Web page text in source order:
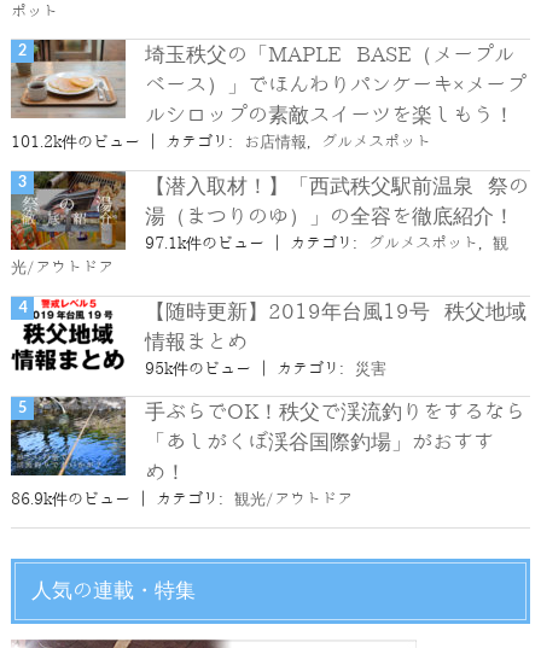
ポット
埼玉秩父の「MAPLE BASE（メープル
ベース）」でほんわりパンケーキ×メープ
ルシロップの素敵スイーツを楽しもう！
101.2k件のビュー カテゴリ: お店情報, グルメスポット
【潜入取材！】「西武秩父駅前温泉 祭の
湯（まつりのゆ）」の全容を徹底紹介！
97.1k件のビュー カテゴリ: グルメスポット , 観
光/アウトドア
【随時更新】2019年台風19号 秩父地域
情報まとめ
95k件のビュー カテゴリ: 災害
手ぶらでOK！秩父で渓流釣りをするなら
「あしがくぼ渓谷国際釣場」がおすす
め！
86.9k件のビュー カテゴリ: 観光/アウトドア
人気の連載・特集